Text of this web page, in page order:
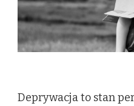
Deprywacja to stan